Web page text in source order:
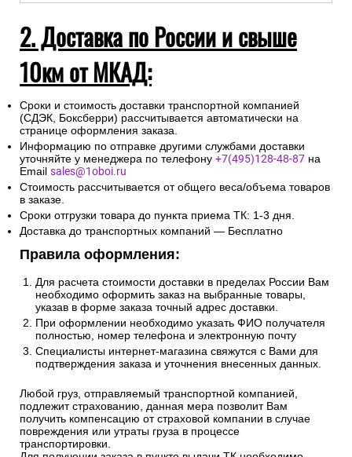
2. Доставка по России и свыше
10км от МКАД:
Сроки и стоимость доставки транспортной компанией
(СДЭК, Боксберри) рассчитывается автоматически на
странице оформления заказа.
Информацию по отправке другими службами доставки
уточняйте у менеджера по телефону +7(495)128-48-87 на
Email sales@1oboi.ru
Стоимость рассчитывается от общего веса/объема товаров
в заказе.
Сроки отгрузки товара до пункта приема ТК: 1-3 дня.
Доставка до транспортных компаний — Бесплатно
Правила оформления:
Для расчета стоимости доставки в пределах России Вам
необходимо оформить заказ на выбранные товары,
указав в форме заказа точный адрес доставки.
При оформлении необходимо указать ФИО получателя
полностью, номер телефона и электронную почту
Специалисты интернет-магазина свяжутся с Вами для
подтверждения заказа и уточнения внесенных данных.
Любой груз, отправляемый транспортной компанией,
подлежит страхованию, данная мера позволит Вам
получить компенсацию от страховой компании в случае
повреждения или утраты груза в процессе
транспортировки.